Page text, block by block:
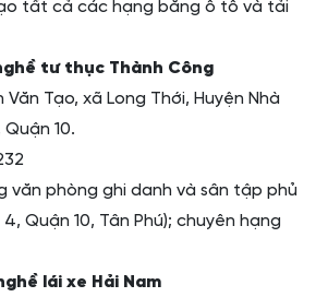
tất cả các hạng bằng ô tô và tải
tư thục Thành Công
Tạo, xã Long Thới, Huyện Nhà
10.
văn phòng ghi danh và sân tập phủ
Quận 10, Tân Phú); chuyên hạng
lái xe Hải Nam